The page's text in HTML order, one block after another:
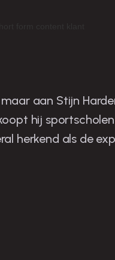
niche
aan Stijn
hij
herkend als de